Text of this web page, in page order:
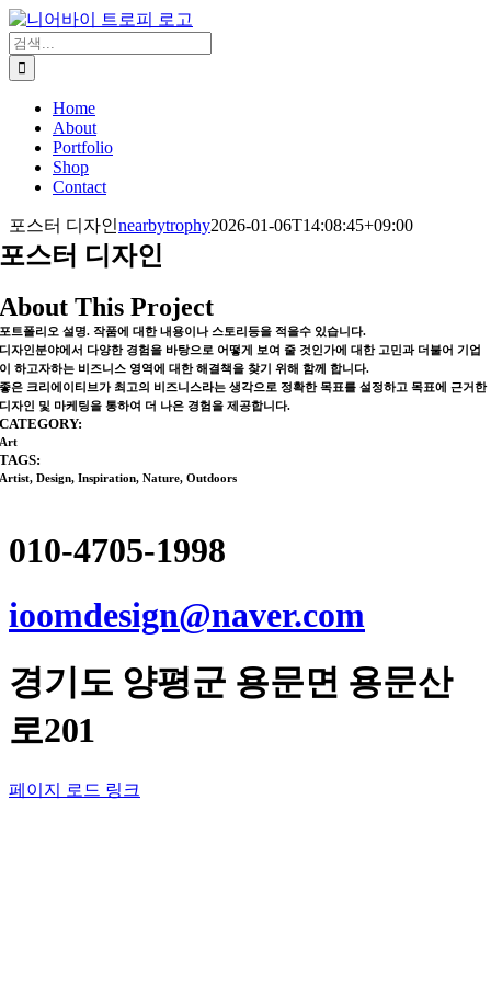
콘
텐
츠
로
검
색:
Home
About
Portfolio
Shop
Contact
포스터 디자인nearbytrophy2026-01-06T14:08:45+09:00
포스터 디자인
About This Project
포트폴리오 설명. 작품에 대한 내용이나 스토리등을 적을수 있습니다.
디자인분야에서 다양한 경험을 바탕으로 어떻게 보여 줄 것인가에 대한 고민과 더불어 기업
이 하고자하는 비즈니스 영역에 대한 해결책을 찾기 위해 함께 합니다.
좋은 크리에이티브가 최고의 비즈니스라는 생각으로 정확한 목표를 설정하고 목표에 근거한
디자인 및 마케팅을 통하여 더 나은 경험을 제공합니다.
CATEGORY:
Art
TAGS:
Artist, Design, Inspiration, Nature, Outdoors
010-4705-1998
ioomdesign@naver.com
경기도 양평군 용문면 용문산
로201
페이지 로드 링크